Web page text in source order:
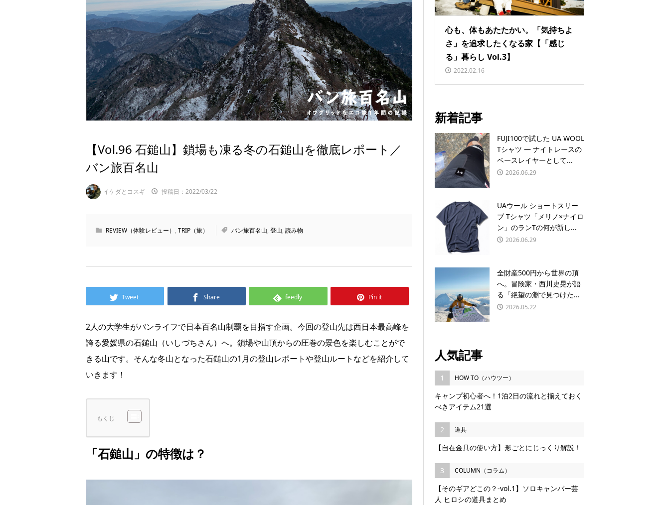
【Vol.96 石鎚山】鎖場も凍る冬の石鎚山を徹底レポート／
バン旅百名山
イケダとコスギ 投稿日：2022/03/22
REVIEW（体験レビュー） , TRIP（旅） バン旅百名山, 登山, 読み物
Tweet Share feedly Pin it
2人の大学生がバンライフで日本百名山制覇を目指す企画。今回の登山先は西日本最高峰を
誇る愛媛県の石鎚山（いしづちさん）へ。鎖場や山頂からの圧巻の景色を楽しむことがで
きる山です。そんな冬山となった石鎚山の1月の登山レポートや登山ルートなどを紹介して
いきます！
もくじ
「石鎚山」の特徴は？
心も、体もあたたかい。「気持ちよ
さ」を追求したくなる家【「感じ
る」暮らし Vol.3】
2022.02.16
新着記事
FUJI100で試した UA WOOL
Tシャツ — ナイトレースの
ベースレイヤーとして...
2026.06.29
UAウール ショートスリー
ブ Tシャツ「メリノ×ナイロ
ン」のランTの何が新し...
2026.06.29
全財産500円から世界の頂
へ。冒険家・西川史晃が語
る「絶望の淵で見つけた...
2026.05.22
人気記事
1 HOW TO（ハウツー）
キャンプ初心者へ！1泊2日の流れと揃えておく
べきアイテム21選
2 道具
【自在金具の使い方】形ごとにじっくり解説！
3 COLUMN（コラム）
【そのギアどこの？-vol.1】ソロキャンパー芸
人 ヒロシの道具まとめ